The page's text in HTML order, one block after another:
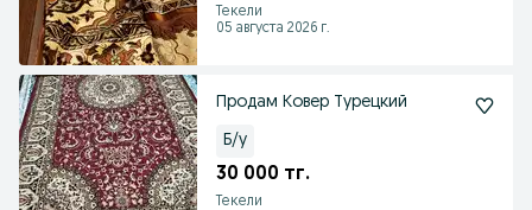
Текели
05 августа 2026 г.
Продам Ковер Турецкий
Б/у
30 000 тг.
Текели